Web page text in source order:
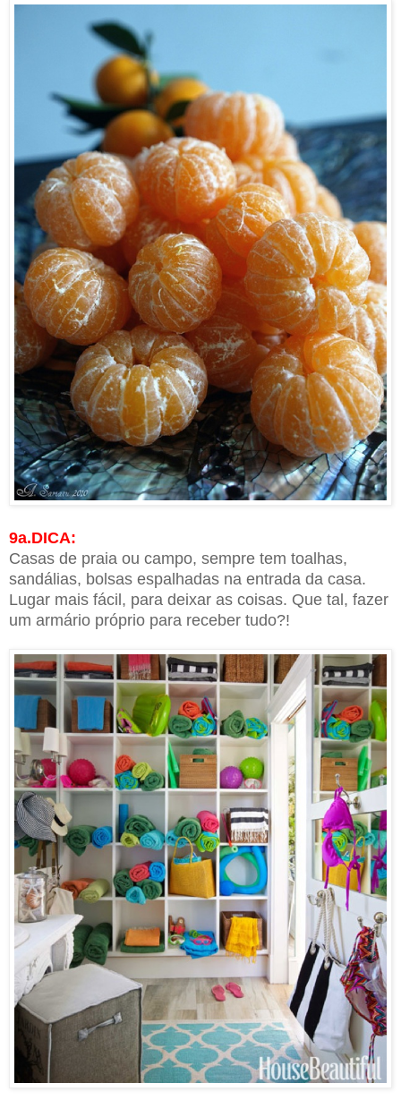
9a.DICA:
Casas de praia ou campo, sempre tem toalhas,
sandálias, bolsas espalhadas na entrada da casa.
Lugar mais fácil, para deixar as coisas. Que tal, fazer
um armário próprio para receber tudo?!